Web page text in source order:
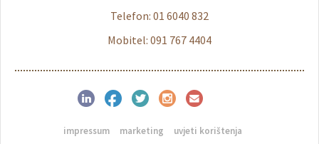
Telefon: 01 6040 832
Mobitel: 091 767 4404
impressum marketing uvjeti korištenja